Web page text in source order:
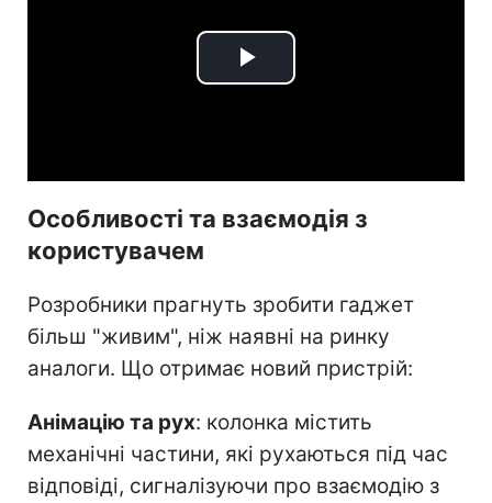
Play
Особливості та взаємодія з
користувачем
Розробники прагнуть зробити гаджет
більш "живим", ніж наявні на ринку
аналоги. Що отримає новий пристрій:
Анімацію та рух: колонка містить
механічні частини, які рухаються під час
відповіді, сигналізуючи про взаємодію з